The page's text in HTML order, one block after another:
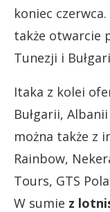
koniec
także otwarcie
Tunezji i
Itaka z kolei
Bułgarii,
można także z
Rainbow,
Tours, GTS
W sumie z